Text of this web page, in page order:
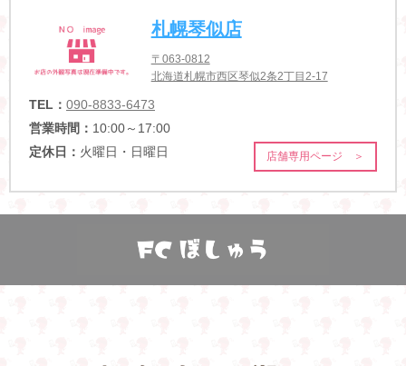
札幌琴似店
〒063-0812
北海道札幌市西区琴似2条2丁目2-17
TEL： 090-8833-6473
営業時間： 10:00～17:00
定休日： 火曜日・日曜日 店舗専用ページ ＞